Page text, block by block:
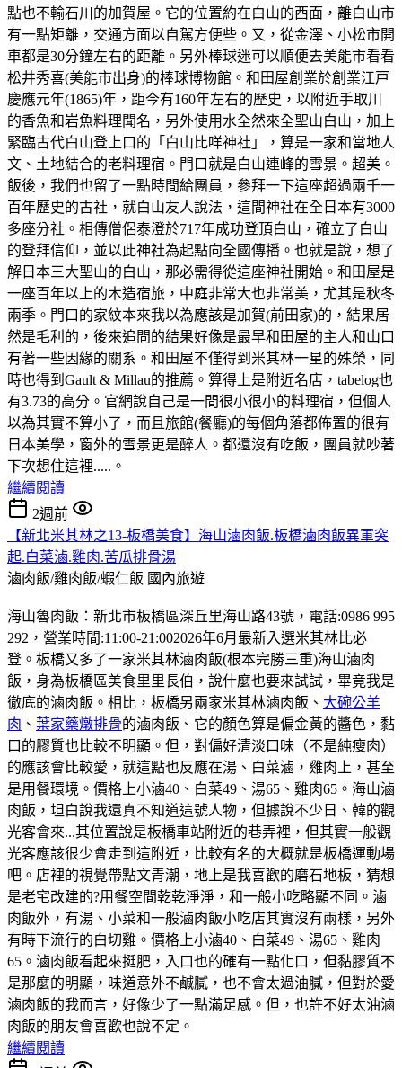
點也不輸石川的加賀屋。它的位置約在白山的西面，離白山市
有一點矩離，交通方面以自駕方便些。又，從金澤、小松市開
車都是30分鐘左右的距離。另外棒球迷可以順便去美能市看看
松井秀喜(美能市出身)的棒球博物館。和田屋創業於創業江戸
慶應元年(1865)年，距今有160年左右的歷史，以附近手取川
的香魚和岩魚料理聞名，另外使用水全然來全聖山白山，加上
緊臨古代白山登上口的「白山比咩神社」，算是一家和當地人
文、土地結合的老料理宿。門口就是白山連峰的雪景。超美。
飯後，我們也留了一點時間給團員，參拜一下這座超過兩千一
百年歷史的古社，就白山友人說法，這間神社在全日本有3000
多座分社。相傳僧侶泰澄於717年成功登頂白山，確立了白山
的登拜信仰，並以此神社為起點向全國傳播。也就是說，想了
解日本三大聖山的白山，那必需得從這座神社開始。和田屋是
一座百年以上的木造宿旅，中庭非常大也非常美，尤其是秋冬
兩季。門口的家紋本來我以為應該是加賀(前田家)的，結果居
然是毛利的，後來追問的結果好像是最早和田屋的主人和山口
有著一些因緣的關系。和田屋不僅得到米其林一星的殊榮，同
時也得到Gault & Millau的推薦。算得上是附近名店，tabelog也
有3.73的高分。官網說自己是一間很小很小的料理宿，但個人
以為其實不算小了，而且旅館(餐廳)的每個角落都佈置的很有
日本美學，窗外的雪景更是醉人。都還沒有吃飯，團員就吵著
下次想住這裡.....。
繼續閱讀
2週前
【新北米其林之13-板橋美食】海山滷肉飯.板橋滷肉飯異軍突
起.白菜滷.雞肉.苦瓜排骨湯
滷肉飯/雞肉飯/蝦仁飯 國內旅遊
海山魯肉飯：新北市板橋區深丘里海山路43號，電話:0986 995
292，營業時間:11:00-21:002026年6月最新入選米其林比必
登。板橋又多了一家米其林滷肉飯(根本完勝三重)海山滷肉
飯，身為板橋區美食里里長伯，說什麼也要來試試，畢竟我是
徹底的滷肉飯。相比，板橋另兩家米其林滷肉飯、 大碗公羊
肉 、 葉家藥燉排骨的滷肉飯、它的顏色算是偏金黃的醬色，黏
口的膠質也比較不明顯。但，對偏好清淡口味（不是純瘦肉）
的應該會比較愛，就這點也反應在湯、白菜滷，雞肉上，甚至
是用餐環境。價格上小滷40、白菜49、湯65、雞肉65。海山滷
肉飯，坦白說我還真不知道這號人物，但據說不少日、韓的觀
光客會來...其位置說是板橋車站附近的巷弄裡，但其實一般觀
光客應該很少會走到這附近，比較有名的大概就是板橋運動場
吧。店裡的視覺帶點文青潮，地上是我喜歡的磨石地板，猜想
是老宅改建的?用餐空間乾乾淨淨，和一般小吃略顯不同。滷
肉飯外，有湯、小菜和一般滷肉飯小吃店其實沒有兩樣，另外
有時下流行的白切雞。價格上小滷40、白菜49、湯65、雞肉
65。滷肉飯看起來挺肥，入口也的確有一點化口，但黏膠質不
是那麼的明顯，味道意外不鹹膩，也不會太過油膩，但對於愛
滷肉飯的我而言，好像少了一點滿足感。但，也許不好太油滷
肉飯的朋友會喜歡也說不定。
繼續閱讀